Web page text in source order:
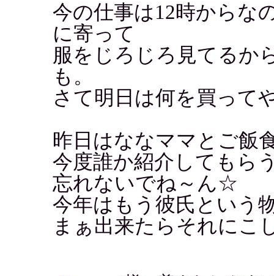
今の仕事は12時からな
に寄って
服をじろじろ見てるか
も。
さて明日は何を買って
昨日はななママとご飯
今度誰か紹介してもら
忘れないでね～ん☆
今年はもう彼氏という
まぁ出来たらそれにこ